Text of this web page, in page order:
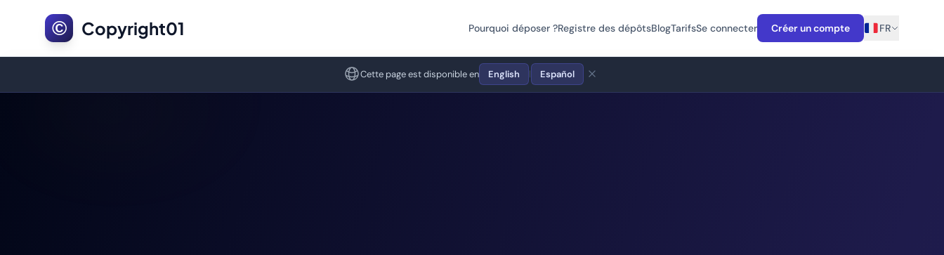
© Copyright01 Pourquoi déposer ?Registre des dépôtsBlogTarifsSe connecter Créer un compte FR
Cette page est disponible en English | Español